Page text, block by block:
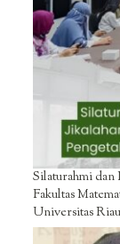
Silaturahmi dan
Fakultas
Universitas Riau